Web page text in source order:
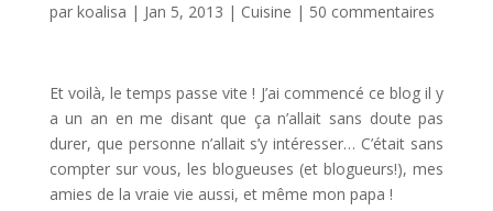
par koalisa | Jan 5, 2013 | Cuisine | 50 commentaires
Et voilà, le temps passe vite ! J’ai commencé ce blog il y
a un an en me disant que ça n’allait sans doute pas
durer, que personne n’allait s’y intéresser… C’était sans
compter sur vous, les blogueuses (et blogueurs!), mes
amies de la vraie vie aussi, et même mon papa !